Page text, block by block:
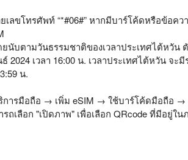
เลขโทรศัพท์ “*#06#” หากมีบาร์โค้ดหรือข้อคว
นับตามวันธรรมชาติของเวลาประเทศไต้หวัน
เวลา 16:00 น. เวลาประเทศไต้หวัน จะมี
น.
การมือถือ → เพิ่ม eSIM → ใช้บาร์โค้ดมือถือ
ถเลือก "เปิดภาพ" เพื่อเลือก QRcode ที่มีอยู่ใ